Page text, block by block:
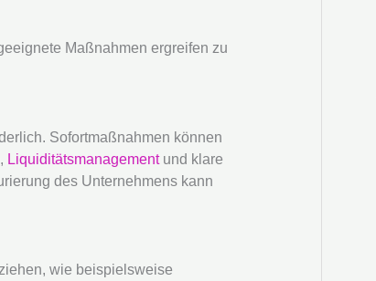
Maßnahmen ergreifen zu
Sofortmaßnahmen können
Liquiditätsmanagementund klare
des Unternehmens kann
wie beispielsweise